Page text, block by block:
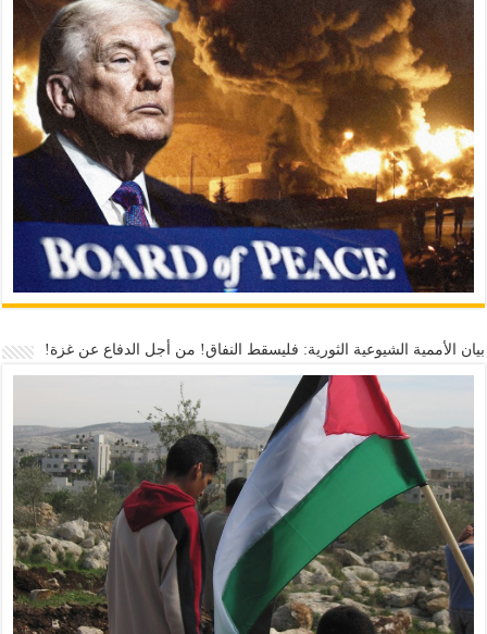
بيان الأممية الشيوعية الثورية: فليسقط النفاق! من أجل الدفاع عن غزة!